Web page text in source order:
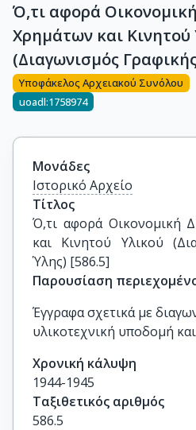
Ό,τι αφορά
Χρημάτων και Κινητού
(Διαγωνισμός
Υποφάκελος Αρχειακού Συνόλου
uoadl:1758974
Μονάδες
Ιστορικό Αρχείο
Τίτλος
Ό,τι αφορά Οικονομική
και Κινητού Υλικού
Ύλης) [586.5]
Παρουσίαση
Έγγραφα σχετικά με
υλικοτεχνική υποδομή
Χρονική κάλυψη
1944-1945
Ταξιθετικός αριθμός
586.5